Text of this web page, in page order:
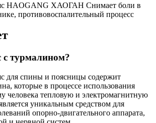
HAOGANG ХАОГАН Снимает боли в
противовоспалительный процесс
с турмалином?
для спины и поясницы содержит
которые в процессе использования
человека тепловую и электромагнитную
уникальным средством для
опорно-двигательного аппарата,